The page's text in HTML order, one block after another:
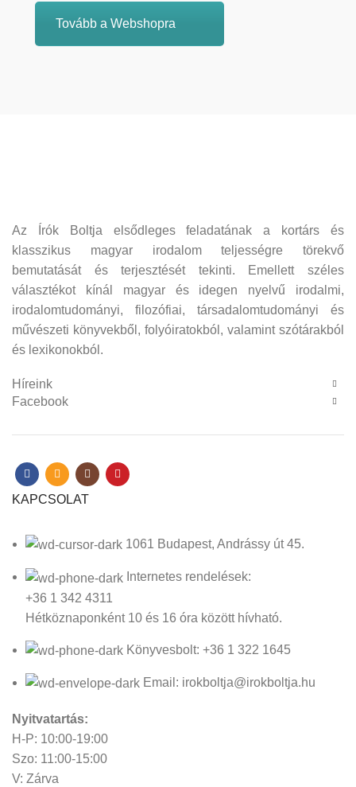
Tovább a Webshopra
Az Írók Boltja elsődleges feladatának a kortárs és
klasszikus magyar irodalom teljességre törekvő
bemutatását és terjesztését tekinti. Emellett széles
választékot kínál magyar és idegen nyelvű irodalmi,
irodalomtudományi, filozófiai, társadalomtudományi és
művészeti könyvekből, folyóiratokból, valamint szótárakból
és lexikonokból.
Híreink
Facebook
KAPCSOLAT
1061 Budapest, Andrássy út 45.
Internetes rendelések:
+36 1 342 4311
Hétköznaponként 10 és 16 óra között hívható.
Könyvesbolt: +36 1 322 1645
Email: irokboltja@irokboltja.hu
Nyitvatartás:
H-P: 10:00-19:00
Szo: 11:00-15:00
V: Zárva